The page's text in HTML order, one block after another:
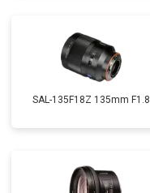
SAL-135F18Z 135mm F1.8